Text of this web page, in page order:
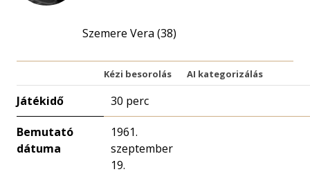
Szemere Vera (38)
Kézi besorolás AI kategorizálás
Játékidő 30 perc
Bemutató
dátuma
1961.
szeptember
19.